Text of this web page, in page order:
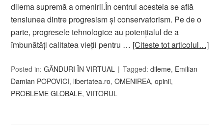
dilema supremă a omenirii.În centrul acesteia se află
tensiunea dintre progresism și conservatorism. Pe de o
parte, progresele tehnologice au potențialul de a
îmbunătăți calitatea vieții pentru … [Citeste tot articolul…]
Posted in:GÂNDURI ÎN VIRTUAL Tagged:dileme, Emilian
Damian POPOVICI, libertatea.ro,OMENIREA,opinii,
PROBLEME GLOBALE,VIITORUL